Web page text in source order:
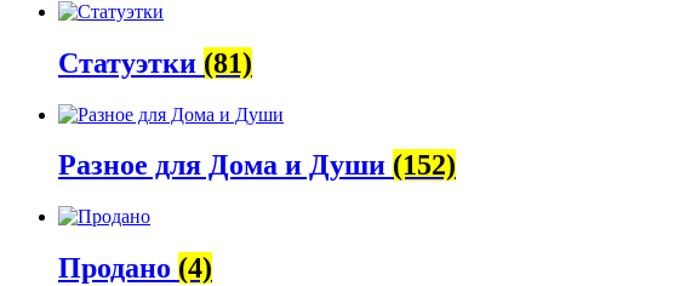
Статуэтки (81)
Разное для Дома и Души (152)
Продано (4)